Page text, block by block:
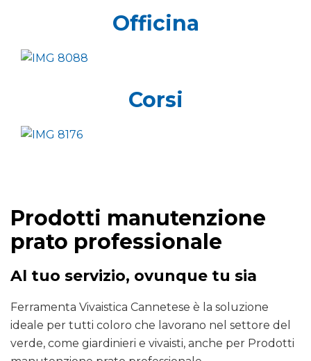
Officina
Corsi
Prodotti manutenzione
prato professionale
Al tuo servizio, ovunque tu sia
Ferramenta Vivaistica Cannetese è la soluzione
ideale per tutti coloro che lavorano nel settore del
verde, come giardinieri e vivaisti, anche per Prodotti